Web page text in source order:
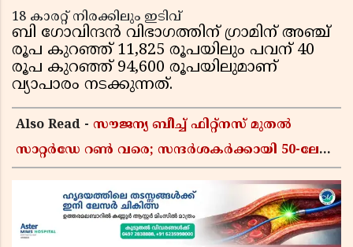
18 കാരറ്റ് നിരക്കിലും ഇടിവ്
ബി ഗോവിന്ദൻ വിഭാഗത്തിന് ഗ്രാമിന് അഞ്ച്
രൂപ കുറഞ്ഞ് 11,825 രൂപയിലും പവന് 40
രൂപ കുറഞ്ഞ് 94,600 രൂപയിലുമാണ്
വ്യാപാരം നടക്കുന്നത്.
Also Read - സൗജന്യ ബീച്ച് ഫിറ്റ്നസ് മുതൽ
സാറ്റർഡേ റൺ വരെ; സന്ദർശകർക്കായി 50-ലേറെ